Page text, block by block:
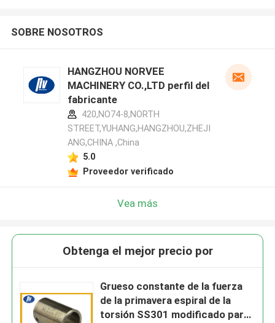
SOBRE NOSOTROS
HANGZHOU NORVEE
MACHINERY CO.,LTD perfil del
fabricante
420,NO74-8,NORTH
STREET,YUHANG,HANGZHOU,ZHEJI
ANG,CHINA ,China
5.0
Proveedor verificado
Vea más
Obtenga el mejor precio por
Grueso constante de la fuerza
de la primavera espiral de la
torsión SS301 modificado para